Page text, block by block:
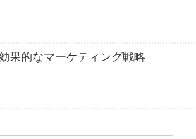
果的なマーケティング戦略